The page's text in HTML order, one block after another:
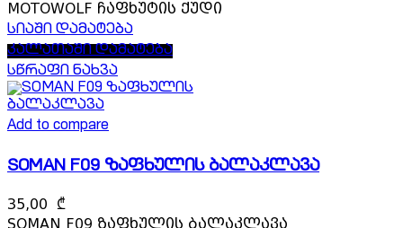
MOTOWOLF ჩაფხუტის ქუდი
სიაში დამატება
კალათაში დამატება
სწრაფი ნახვა
Add to compare
SOMAN F09 ზაფხულის ბალაკლავა
35,00 ₾
SOMAN F09 ზაფხულის ბალაკლავა